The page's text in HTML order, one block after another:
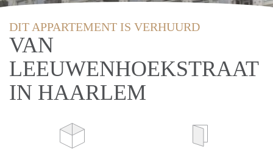
DIT APPARTEMENT IS VERHUURD
VAN
LEEUWENHOEKSTRAAT
IN HAARLEM